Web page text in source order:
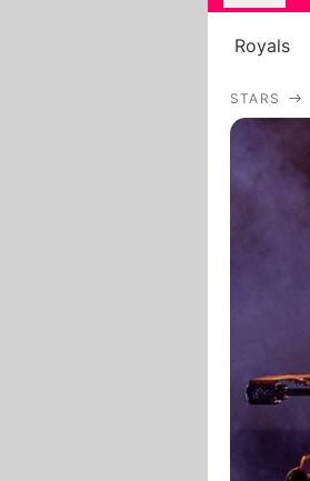
Royals
STARS